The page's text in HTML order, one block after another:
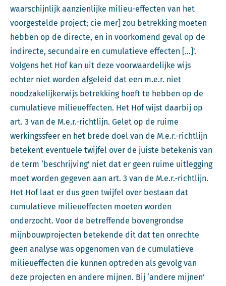
waarschijnlijk aanzienlijke milieu-effecten van het
voorgestelde project; cie mer] zou betrekking moeten
hebben op de directe, en in voorkomend geval op de
indirecte, secundaire en cumulatieve effecten […]’.
Volgens het Hof kan uit deze voorwaardelijke wijs
echter niet worden afgeleid dat een m.e.r. niet
noodzakelijkerwijs betrekking hoeft te hebben op de
cumulatieve milieueffecten. Het Hof wijst daarbij op
art. 3 van de M.e.r.-richtlijn. Gelet op de ruime
werkingssfeer en het brede doel van de M.e.r.-richtlijn
betekent eventuele twijfel over de juiste betekenis van
de term ‘beschrijving’ niet dat er geen ruime uitlegging
moet worden gegeven aan art. 3 van de M.e.r.-richtlijn.
Het Hof laat er dus geen twijfel over bestaan dat
cumulatieve milieueffecten moeten worden
onderzocht. Voor de betreffende bovengrondse
mijnbouwprojecten betekende dit dat ten onrechte
geen analyse was opgenomen van de cumulatieve
milieueffecten die kunnen optreden als gevolg van
deze projecten en andere mijnen. Bij ‘andere mijnen’